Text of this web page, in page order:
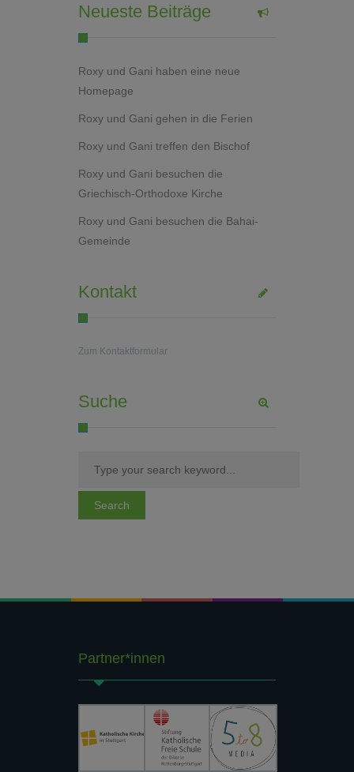
Neueste Beiträge
Roxy und Gani haben eine neue
Homepage
Roxy und Gani gehen in die Ferien
Roxy und Gani treffen den Bischof
Roxy und Gani besuchen die
Griechisch-Orthodoxe Kirche
Roxy und Gani besuchen die Bahai-
Gemeinde
Kontakt
Zum Kontaktformular
Suche
Partner*innen